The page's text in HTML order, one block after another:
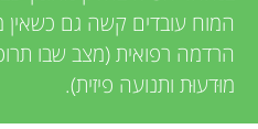
M
r
s
המוח עובדים קשה גם
הרדמה רפואית (מצב שבו
מוּדעוּת ותנועה פיזית).